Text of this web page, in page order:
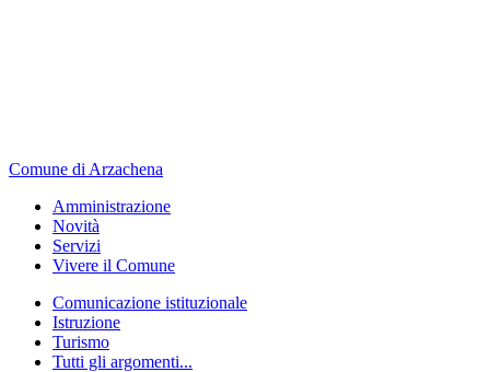
Comune di Arzachena
Amministrazione
Novità
Servizi
Vivere il Comune
Comunicazione istituzionale
Istruzione
Turismo
Tutti gli argomenti...